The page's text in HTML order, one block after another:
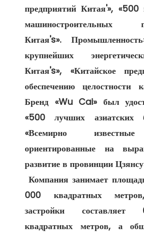
предприятий Китая'», «500
машиностроительных
Китая's».
крупнейших
Китая's», «Китайское
обеспечению целостности
Бренд «Wu Cai» был
«500 лучших азиатских
«Всемирно
ориентированные на
развитие в провинции
Компания занимает площадь более 650
000 квадратных
застройки
квадратных метров, а